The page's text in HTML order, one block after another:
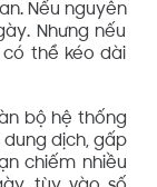
Nếu nguyên
Nhưng nếu
thể kéo dài
bộ hệ thống
dung dịch, gấp
chiếm nhiều